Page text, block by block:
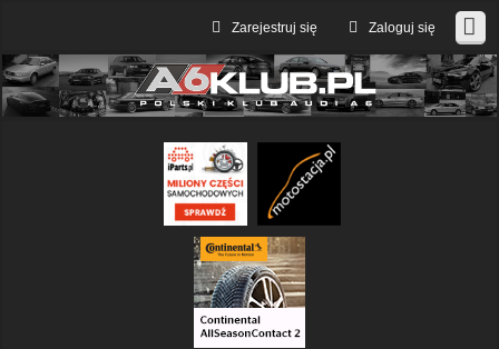
Zaloguj się
Zarejestruj się